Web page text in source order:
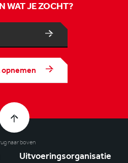
WAT JE ZOCHT?
naar boven
Uitvoeringsorganisatie